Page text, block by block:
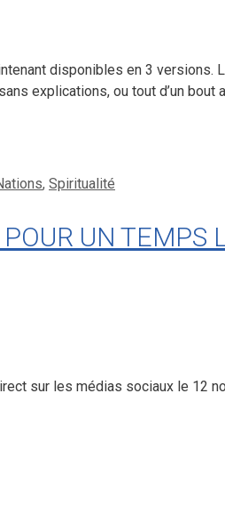
disponibles en 3 versions.
explications, ou tout d’un
, Spiritualité
UN TEMPS
sur les médias sociaux le 12